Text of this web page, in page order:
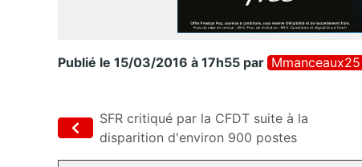
Publié le 15/03/2016 à 17h55 par Mmanceaux25
SFR critiqué par la CFDT suite à la
disparition d'environ 900 postes